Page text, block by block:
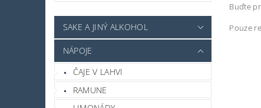
SAKE A JINÝ ALKOHOL
NÁPOJE
ČAJE V LAHVI
RAMUNE
Buďte
Pouze